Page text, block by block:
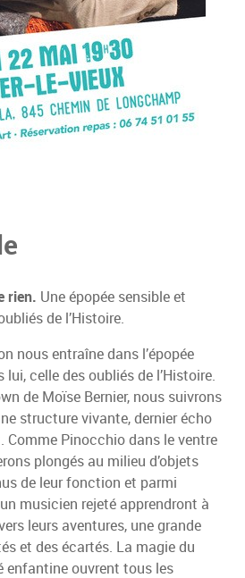
rien. Une épopée sensible et
de l’Histoire.
nous entraîne dans l’épopée
lui, celle des oubliés de l’Histoire.
de Moïse Bernier, nous suivrons
structure vivante, dernier écho
Comme Pinocchio dans le ventre
plongés au milieu d’objets
de leur fonction et parmi
musicien rejeté apprendront à
leurs aventures, une grande
et des écartés. La magie du
ouvrent tous les